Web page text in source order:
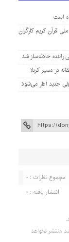
است
قرآن کریم کارگران
در مسیر کربلا
مجموع نظرات : 0
انتشار یافته : 0
منتشر نخواهد